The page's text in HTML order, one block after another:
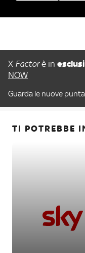
X Factorè in
NOW
Guarda le nuove
TI POTREBBE